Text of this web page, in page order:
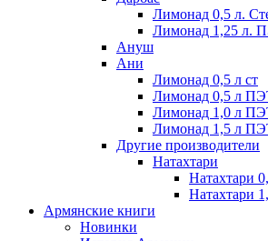
Лимонад 0,5 л.
Лимонад 1,25 л.
Ануш
Ани
Лимонад 0,5 л ст
Лимонад 0,5 л
Лимонад 1,0 л
Лимонад 1,5 л
Другие производители
Натахтари
Натахтари
Натахтари
Армянские книги
Новинки